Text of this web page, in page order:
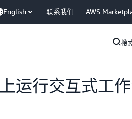
English 联系我们 AWS
搜
运行交互式工